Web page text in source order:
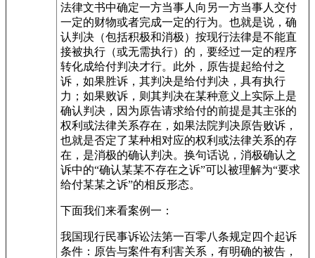
法律文书中确定一方当事人向另一方当事人交付
一定的财物或者完成一定的行为。也就是说，确
认判决（包括积极和消极）按现行法律是不能直
接被执行（或无需执行）的，要经过一定的程序
转化成给付判决才行。此外，原告提起给付之
诉，如果胜诉，其判决是给付判决，具有执行
力；如果败诉，则其判决在某种意义上实际上是
确认判决，因为原告请求给付的前提是其主张的
权利或法律关系存在，如果法院判决原告败诉，
也就是否定了某种相对应的权利或法律关系的存
在，是消极的确认判决。换句话说，消极确认之
诉中的“确认某某不存在之诉”可以被理解为“要求
给付某某之诉”的相反形态。
下面我们来看案例一：
我国现行民事诉讼法第一百零八条规定四个起诉
条件：原告与案件有利害关系，有明确的被告，